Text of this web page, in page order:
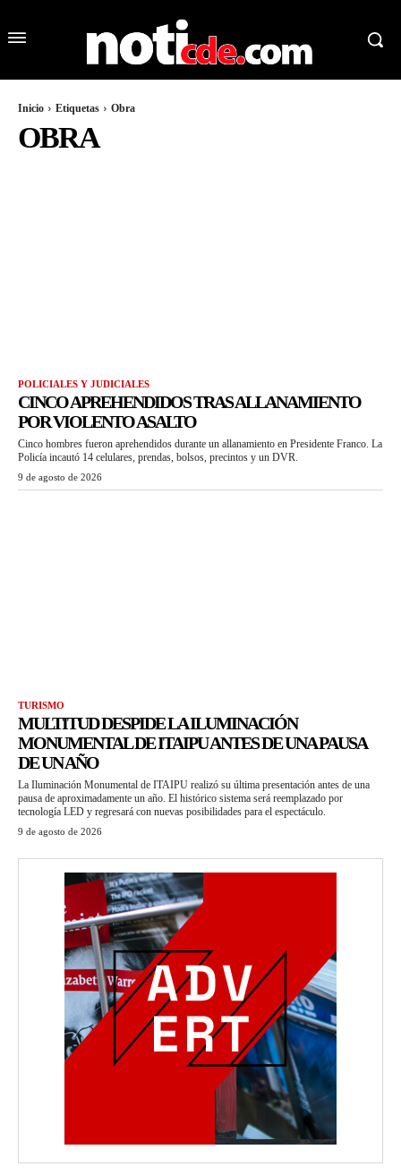
Inicio Etiquetas Obra
OBRA
POLICIALES Y JUDICIALES
CINCO APREHENDIDOS TRAS ALLANAMIENTO
POR VIOLENTO ASALTO
Cinco hombres fueron aprehendidos durante un allanamiento en Presidente Franco. La
Policía incautó 14 celulares, prendas, bolsos, precintos y un DVR.
9 de agosto de 2026
TURISMO
MULTITUD DESPIDE LA ILUMINACIÓN
MONUMENTAL DE ITAIPU ANTES DE UNA PAUSA
DE UN AÑO
La Iluminación Monumental de ITAIPU realizó su última presentación antes de una
pausa de aproximadamente un año. El histórico sistema será reemplazado por
tecnología LED y regresará con nuevas posibilidades para el espectáculo.
9 de agosto de 2026